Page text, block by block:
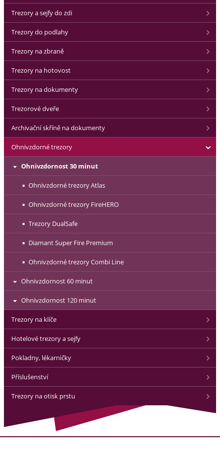
Trezory a sejfy do zdi
Trezory do podlahy
Trezory na zbraně
Trezory na hotovost
Trezory na dokumenty
Trezorové dveře
Archivační skříně na dokumenty
Ohnivzdorné trezory
Ohnivzdornost 30 minut
Ohnivzdorné trezory Atlas
Ohnivzdorné trezory FireHERO
Trezory DualSafe
Diamant Super Fire Premium
Ohnivzdorné trezory Combi Line
Ohnivzdornost 60 minut
Ohnivzdornost 120 minut
Trezory na klíče
Hotelové trezory a sejfy
Pokladny, lékarničky
Příslušenství
Trezory na otisk prstu